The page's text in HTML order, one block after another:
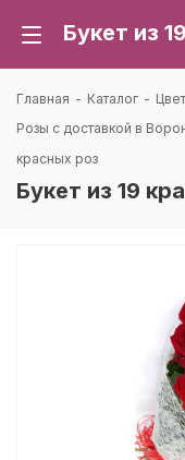
Главная - Каталог -
Розы с доставкой в
красных роз
Букет из 19